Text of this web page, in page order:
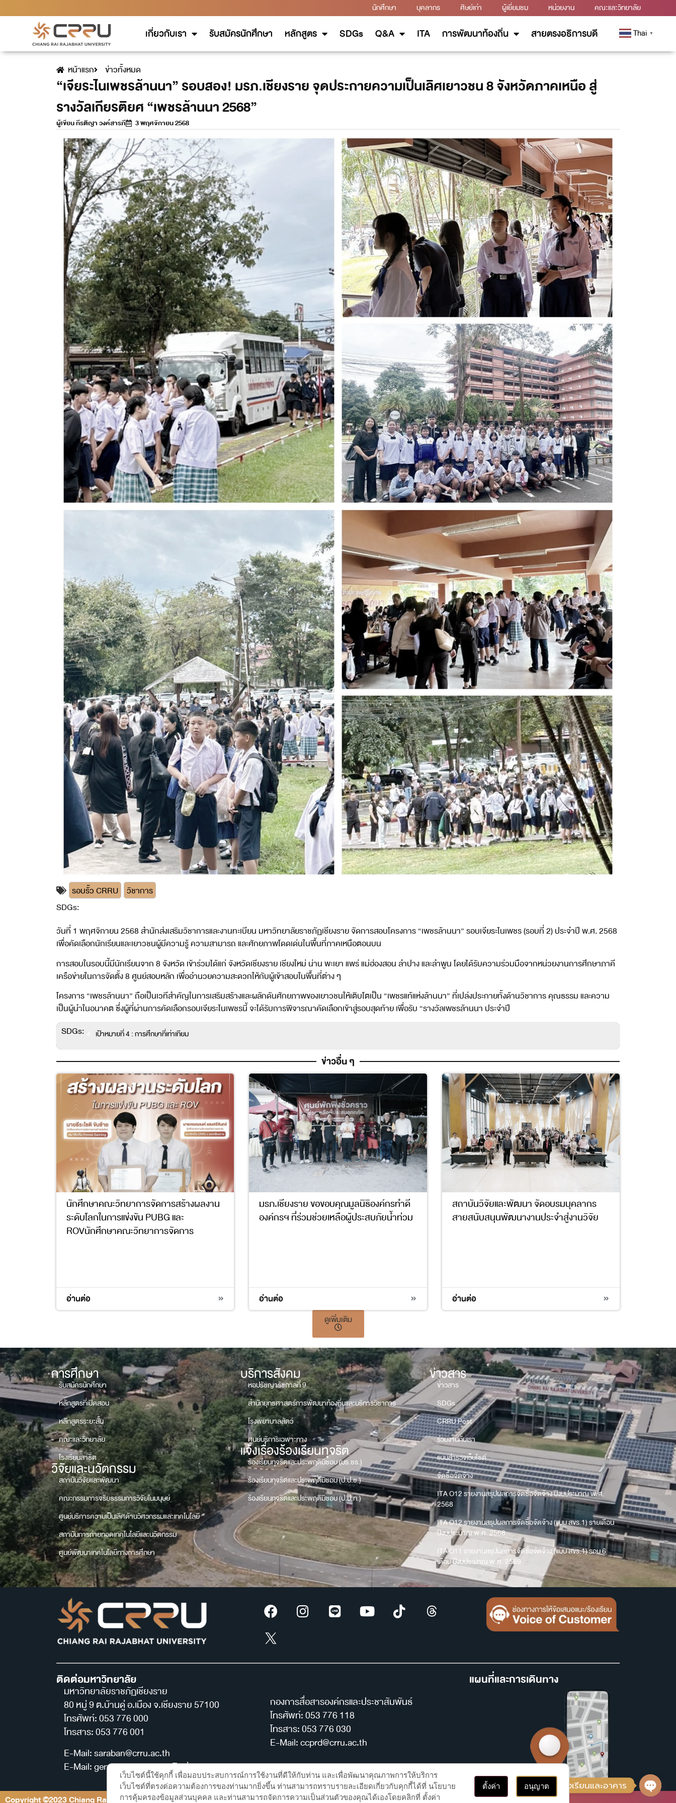
นักศึกษา บุคลากร ศิษย์เก่า ผู้เยี่ยมชม หน่วยงาน คณะและวิทยาลัย
เกี่ยวกับเรา รับสมัครนักศึกษา หลักสูตร SDGs Q&A ITA การพัฒนาท้องถิ่น สายตรงอธิการบดี Thai ▼
หน้าแรก ข่าวทั้งหมด
“เจียระไนเพชรล้านนา” รอบสอง! มรภ.เชียงราย จุดประกายความเป็นเลิศเยาวชน 8 จังหวัดภาคเหนือ สู่
รางวัลเกียรติยศ “เพชรล้านนา 2568”
ผู้เขียนกีรติญา วงค์สารภี 3 พฤศจิกายน 2568
รอบรั้ว CRRU
วิชาการ
SDGs:
วันที่ 1 พฤศจิกายน 2568 สำนักส่งเสริมวิชาการและงานทะเบียน มหาวิทยาลัยราชภัฏเชียงราย จัดการสอบโครงการ “เพชรล้านนา” รอบเจียระไนเพชร (รอบที่ 2) ประจำปี พ.ศ. 2568
เพื่อคัดเลือกนักเรียนและเยาวชนผู้มีความรู้ ความสามารถ และศักยภาพโดดเด่นในพื้นที่ภาคเหนือตอนบน
การสอบในรอบนี้มีนักเรียนจาก 8 จังหวัด เข้าร่วมได้แก่ จังหวัดเชียงราย เชียงใหม่ น่าน พะเยา แพร่ แม่ฮ่องสอน ลำปาง และลำพูน โดยได้รับความร่วมมือจากหน่วยงานการศึกษาภาคี
เครือข่ายในการจัดตั้ง 8 ศูนย์สอบหลัก เพื่ออำนวยความสะดวกให้กับผู้เข้าสอบในพื้นที่ต่าง ๆ
โครงการ “เพชรล้านนา” ถือเป็นเวทีสำคัญในการเสริมสร้างและผลักดันศักยภาพของเยาวชนให้เติบโตเป็น “เพชรแท้แห่งล้านนา” ที่เปล่งประกายทั้งด้านวิชาการ คุณธรรม และความ
เป็นผู้นำในอนาคต ซึ่งผู้ที่ผ่านการคัดเลือกรอบเจียระไนเพชรนี้ จะได้รับการพิจารณาคัดเลือกเข้าสู่รอบสุดท้าย เพื่อรับ “รางวัลเพชรล้านนา ประจำปี
SDGs:
เป้าหมายที่ 4 : การศึกษาที่เท่าเทียม
ข่าวอื่น ๆ
นักศึกษาคณะวิทยาการจัดการสร้างผลงาน
ระดับโลกในการแข่งขัน PUBG และ
ROVนักศึกษาคณะวิทยาการจัดการ
อ่านต่อ
มรภ.เชียงราย ขอขอบคุณมูลนิธิองค์กรทำดี
องค์กรฯ ที่ร่วมช่วยเหลือผู้ประสบภัยน้ำท่วม
อ่านต่อ
สถาบันวิจัยและพัฒนา จัดอบรมบุคลากร
สายสนับสนุนพัฒนางานประจำสู่งานวิจัย
อ่านต่อ
ดูเพิ่มเติม
การศึกษา
รับสมัครนักศึกษา
หลักสูตรที่เปิดสอน
หลักสูตรระยะสั้น
คณะและวิทยาลัย
โรงเรียนสาธิต
วิจัยและนวัตกรรม
สถาบันวิจัยและพัฒนา
คณะกรรมการจริยธรรมการวิจัยในมนุษย์
ศูนย์บริการความเป็นเลิศด้านวิศวกรรมและเทคโนโลยี
สถาบันการถ่ายทอดเทคโนโลยีและนวัตกรรม
ศูนย์พัฒนาเทคโนโลยีทางการศึกษา
บริการสังคม
หอปรัชญารัชกาลที่ 9
สำนักยุทธศาสตร์การพัฒนาท้องถิ่นและบริการวิชาการ
โรงพยาบาลสัตว์
ศูนย์บริการเฉพาะทาง
แจ้งเรื่องร้องเรียนทุจริต
ร้องเรียนทุจริตและประพฤติมิชอบ (มร.ชร.)
ร้องเรียนทุจริตและประพฤติมิชอบ (ป.ป.ช.)
ร้องเรียนทุจริตและประพฤติมิชอบ (ป.ป.ท.)
ข่าวสาร
ข่าวสาร
SDGs
CRRU Post
ร่วมงานกับเรา
แบบสำรวจเว็บไซต์
จัดซื้อจัดจ้าง
ITA O12 รายงานสรุปผลการจัดซื้อจัดจ้าง ปีงบประมาณ พ.ศ.
2568
ITA O12 รายงานสรุปผลการจัดซื้อจัดจ้าง (แบบ สขร.1) รายเดือน
ปีงบประมาณ พ.ศ. 2568
ITA O11 รายงานสรุปผลการจัดซื้อจัดจ้าง (แบบ สขร.1) รอบ 6
เดือน ปีงบประมาณ พ.ศ. 2569
ติดต่อมหาวิทยาลัย
มหาวิทยาลัยราชภัฏเชียงราย
80 หมู่ 9 ต.บ้านดู่ อ.เมือง จ.เชียงราย 57100
โทรศัพท์: 053 776 000
โทรสาร: 053 776 001
E-Mail: saraban@crru.ac.th
E-Mail: general@crru.ac.th (ติดต่อกองกลาง)
กองการสื่อสารองค์กรและประชาสัมพันธ์
โทรศัพท์: 053 776 118
โทรสาร: 053 776 030
E-Mail: ccprd@crru.ac.th
แผนที่และการเดินทาง
Copyright ©2023 Chiang Rai Rajabhat University, All rights reserved | By กองการสื่อสารองค์กรและประชาสัมพันธ์
เว็บไซต์นี้ใช้คุกกี้ เพื่อมอบประสบการณ์การใช้งานที่ดีให้กับท่าน และเพื่อพัฒนาคุณภาพการให้บริการ
เว็บไซต์ที่ตรงต่อความต้องการของท่านมากยิ่งขึ้น ท่านสามารถทราบรายละเอียดเกี่ยวกับคุกกี้ได้ที่ นโยบาย
การคุ้มครองข้อมูลส่วนบุคคล และท่านสามารถจัดการความเป็นส่วนตัวของคุณได้เองโดยคลิกที่ ตั้งค่า
อนุญาต
ตั้งค่า ติดต่อ, ค้นหาห้องเรียนและอาคาร